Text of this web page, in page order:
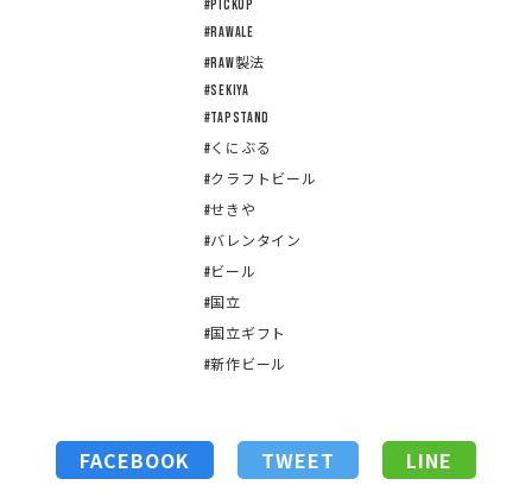
#pickup
#RAWALE
#Raw製法
#sekiya
#tapstand
#くにぶる
#クラフトビール
#せきや
#バレンタイン
#ビール
#国立
#国立ギフト
#新作ビール
FACEBOOK TWEET LINE